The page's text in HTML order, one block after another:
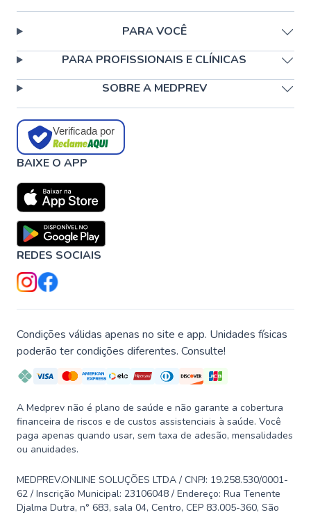
PARA VOCÊ
PARA PROFISSIONAIS E CLÍNICAS
SOBRE A MEDPREV
Verificada por
BAIXE O APP
REDES SOCIAIS
Condições válidas apenas no site e app. Unidades físicas
poderão ter condições diferentes. Consulte!
A Medprev não é plano de saúde e não garante a cobertura
financeira de riscos e de custos assistenciais à saúde. Você
paga apenas quando usar, sem taxa de adesão, mensalidades
ou anuidades.
MEDPREV.ONLINE SOLUÇÕES LTDA / CNPJ: 19.258.530/0001-
62 / Inscrição Municipal: 23106048 / Endereço: Rua Tenente
Djalma Dutra, n° 683, sala 04, Centro, CEP 83.005-360, São